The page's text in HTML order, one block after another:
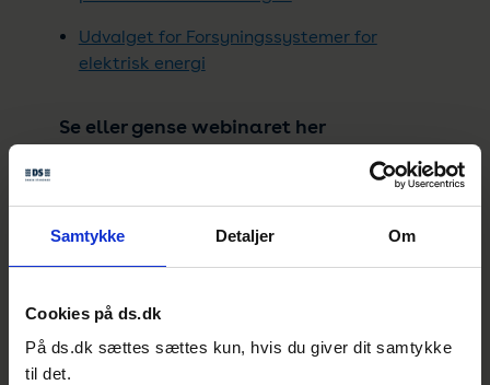
Samtykke Detaljer Om
Cookies på ds.dk
På ds.dk sættes sættes kun, hvis du giver dit samtykke
til det.
Udvalget for Forsyningssystemer for
elektrisk energi
Se eller gense webinaret her